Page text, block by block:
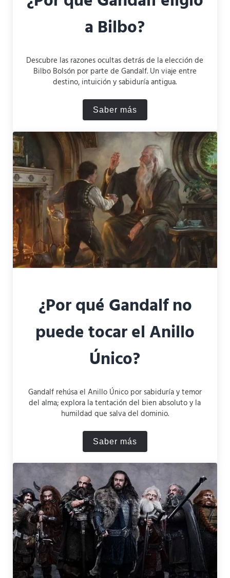
a Bilbo?
Descubre las razones ocultas detrás de la elección de
Bilbo Bolsón por parte de Gandalf. Un viaje entre
destino, intuición y sabiduría antigua.
Saber más¿Por qué Gandalf eligió a
¿Por qué Gandalf no
puede tocar el Anillo
Único?
Gandalf rehúsa el Anillo Único por sabiduría y temor
del alma; explora la tentación del bien absoluto y la
humildad que salva del dominio.
Saber más¿Por qué Gandalf no